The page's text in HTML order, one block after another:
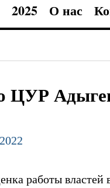
2025 О нас
ЦУР
работы